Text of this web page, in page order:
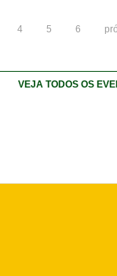
4 5 6
VEJA TODOS OS